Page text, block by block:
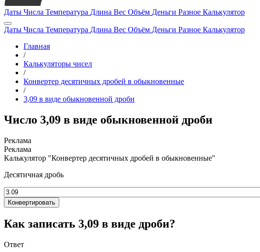
Даты Числа Температура Длина Вес Объём Деньги Разное Калькулятор
Даты Числа Температура Длина Вес Объём Деньги Разное Калькулятор
Главная
/
Калькуляторы чисел
/
Конвертер десятичных дробей в обыкновенные
/
3,09 в виде обыкновенной дроби
Число 3,09 в виде обыкновенной дроби
Калькулятор "Конвертер десятичных дробей в обыкновенные"
Десятичная дробь
Конвертировать
Как записать 3,09 в виде дроби?
Ответ